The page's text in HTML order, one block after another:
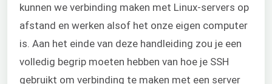
kunnen we verbinding maken met Linux-servers op
afstand en werken alsof het onze eigen computer
is. Aan het einde van deze handleiding zou je een
volledig begrip moeten hebben van hoe je SSH
gebruikt om verbinding te maken met een server